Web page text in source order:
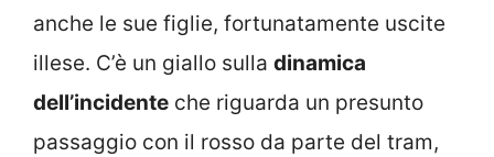
anche le sue figlie, fortunatamente uscite
illese. C’è un giallo sulla dinamica
dell’incidente che riguarda un presunto
passaggio con il rosso da parte del tram,